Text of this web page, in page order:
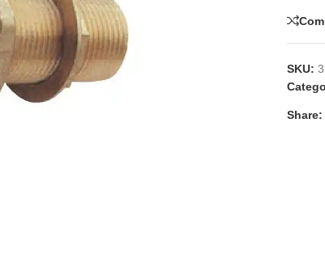
SKU:
Share: